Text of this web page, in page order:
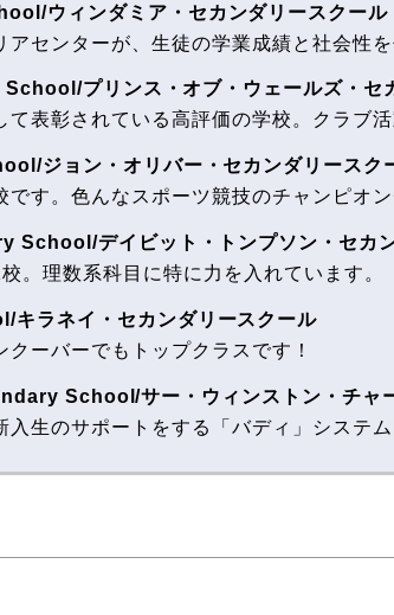
ウィンダミア・セカンダリースクール
センターが、生徒の学業成績と社会性を
プリンス・オブ・ウェールズ・セ
表彰されている高評価の学校。クラブ
ジョン・オリバー・セカンダリースク
す。色んなスポーツ競技のチャンピオ
デイビット・トンプソン・セカ
。理数系科目に特に力を入れています。
ラネイ・セカンダリースクール
ーバーでもトップクラスです！
School/サー・ウィンストン・チャ
生のサポートをする「バディ」システ